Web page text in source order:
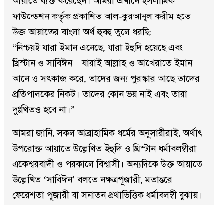
ফাউন্ডেশন কর্তৃক প্রকাশিত আল-কুরআনুল করীম হতে
উক্ত আয়াতের বাংলা অর্থ হুবহু তুলে ধরছি:
“নিশ্চয়ই যারা ইমান এনেছে, যারা ইহুদি হয়েছে এবং
খ্রিস্টান ও সাবিঈন – যারাই আল্লাহ ও আখেরাতে ইমান
আনে ও সৎকাজ করে, তাদের জন্য পুরস্কার আছে তাদের
প্রতিপালকের নিকট। তাদের কোন ভয় নাই এবং তারা
দুঃখিতও হবে না।”
আমরা জানি, সকল আব্রাহামিক ধর্মের অনুসারীরাই, অর্থাৎ
উপরোক্ত আয়াতে উল্লেখিত ইহুদি ও খ্রিস্টান ধর্মাবলম্বীরা
একেশ্বরবাদী ও পরকালে বিশ্বাসী। অন্যদিকে উক্ত আয়াতে
উল্লেখিত ‘সাবিঈন’ বলতে নক্ষত্রপূজারী, মতান্তরে
ফেরেশতা পূজারী বা সনাতন প্রথাভিত্তিক ধর্মাবলম্বী বুঝায়।